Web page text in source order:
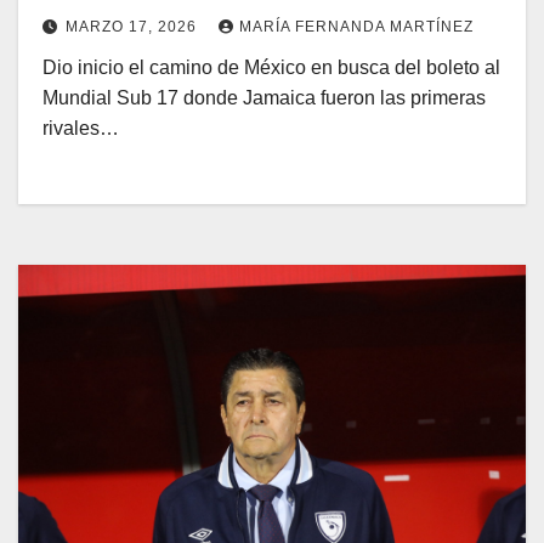
MARZO 17, 2026 MARÍA FERNANDA MARTÍNEZ
Dio inicio el camino de México en busca del boleto al
Mundial Sub 17 donde Jamaica fueron las primeras
rivales…